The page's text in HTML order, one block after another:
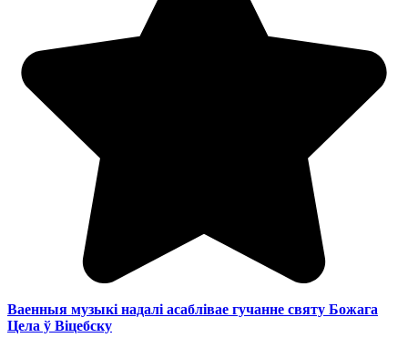
Ваенныя музыкі надалі асаблівае гучанне святу Божага
Цела ў Віцебску